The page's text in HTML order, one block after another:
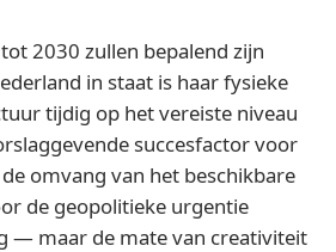
2030 zullen bepalend zijn
in staat is haar fysieke
tijdig op het vereiste niveau
succesfactor voor
omvang van het beschikbare
de geopolitieke urgentie
— maar de mate van creativiteit